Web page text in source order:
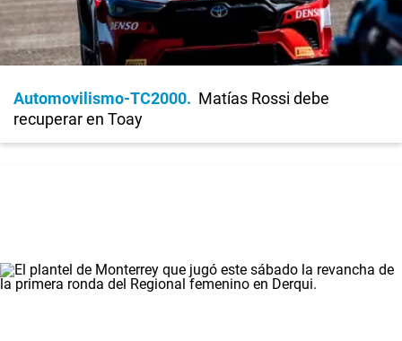
Automovilismo-TC2000
Matías Rossi debe
recuperar en Toay